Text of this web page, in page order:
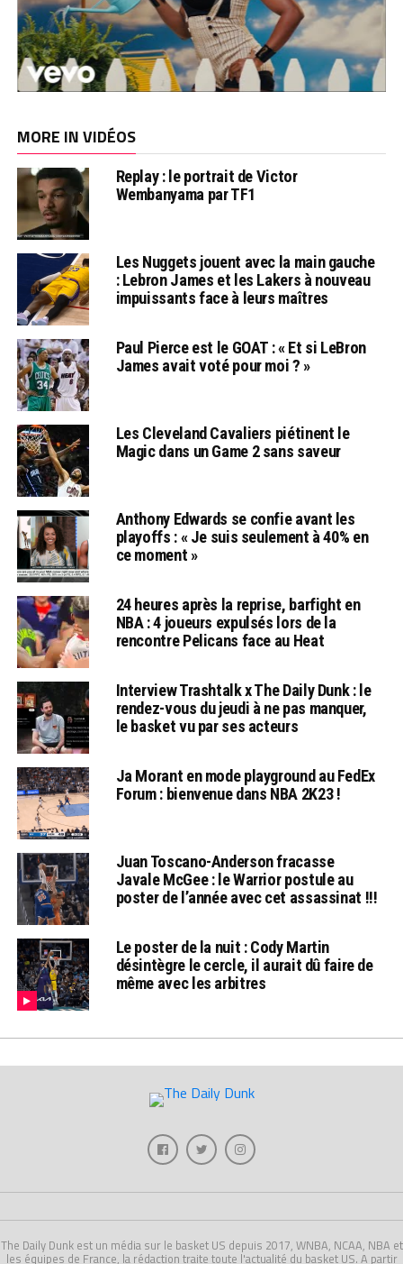
MORE IN VIDÉOS
Replay : le portrait de Victor
Wembanyama par TF1
Les Nuggets jouent avec la main gauche
: Lebron James et les Lakers à nouveau
impuissants face à leurs maîtres
Paul Pierce est le GOAT : « Et si LeBron
James avait voté pour moi ? »
Les Cleveland Cavaliers piétinent le
Magic dans un Game 2 sans saveur
Anthony Edwards se confie avant les
playoffs : « Je suis seulement à 40% en
ce moment »
24 heures après la reprise, barfight en
NBA : 4 joueurs expulsés lors de la
rencontre Pelicans face au Heat
Interview Trashtalk x The Daily Dunk : le
rendez-vous du jeudi à ne pas manquer,
le basket vu par ses acteurs
Ja Morant en mode playground au FedEx
Forum : bienvenue dans NBA 2K23 !
Juan Toscano-Anderson fracasse
Javale McGee : le Warrior postule au
poster de l’année avec cet assassinat !!!
Le poster de la nuit : Cody Martin
désintègre le cercle, il aurait dû faire de
même avec les arbitres
The Daily Dunk est un média sur le basket US depuis 2017, WNBA, NCAA, NBA et
les équipes de France, la rédaction traite toute l'actualité du basket US. A partir